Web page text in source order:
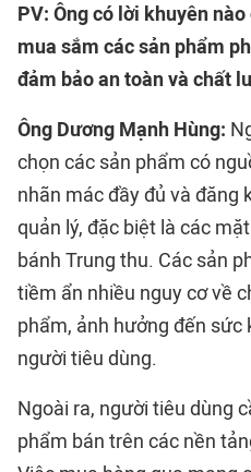
PV: Ông có lời khuyên
mua sắm các sản phẩm
đảm bảo an toàn và chất
Ông Dương Mạnh Hùng:
chọn các sản phẩm có
nhãn mác đầy đủ và đăng
quản lý, đặc biệt là các
bánh Trung thu. Các sản
tiềm ẩn nhiều nguy cơ về
phẩm, ảnh hưởng đến sức
người tiêu dùng.
Ngoài ra, người tiêu dùng
phẩm bán trên các nền